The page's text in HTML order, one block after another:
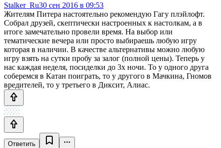
Stalker_Ru30 сен 2016 в 09:53
Жителям Питера настоятельно рекомендую Гагу плэйлофт.
Собрал друзей, скептически настроенных к настолкам, а в
итоге замечательно провели время. На выбор или
тематические вечера или просто выбираешь любую игру
которая в наличии. В качестве альтернативы можно любую
игру взять на сутки пробу за залог (полной цены). Теперь у
нас каждая неделя, посиделки до 3х ночи. То у одного друга
соберемся в Катан поиграть, то у другого в Мачкина, Гномов
вредителей, то у третьего в Диксит, Алиас.
Ответить